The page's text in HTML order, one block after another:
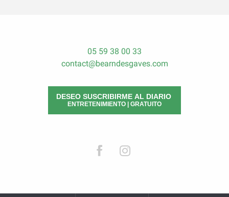
05 59 38 00 33
contact@bearndesgaves.com
DESEO SUSCRIBIRME AL DIARIO
ENTRETENIMIENTO | GRATUITO